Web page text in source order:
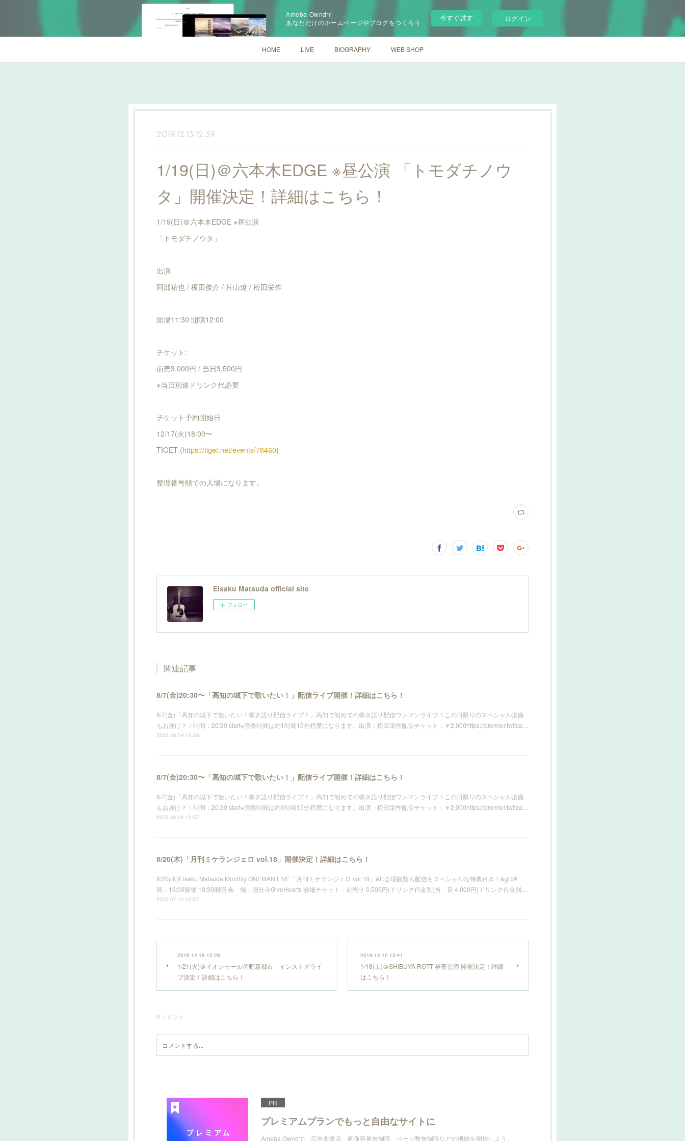
Ameba Owndで
あなただけのホームページやブログをつくろう
今すぐ試す ログイン
HOME LIVE BIOGRAPHY WEB SHOP
2019.12.13 12:39
1/19(日)＠六本木EDGE ※昼公演 「トモダチノウ
タ」開催決定！詳細はこちら！
1/19(日)＠六本木EDGE ※昼公演
「トモダチノウタ」
出演
阿部祐也 / 榎田俊介 / 片山遼 / 松田栄作
開場11:30 開演12:00
チケット:
前売3,000円 / 当日3,500円
※当日別途ドリンク代必要
チケット予約開始日
12/17(火)18:00〜
TIGET (https://tiget.net/events/78460)
整理番号順での入場になります。
Eisaku Matsuda official site
フォロー
関連記事
8/7(金)20:30〜「高知の城下で歌いたい！」配信ライブ開催！詳細はこちら！
8/7(金)「高知の城下で歌いたい！弾き語り配信ライブ！」高知で初めての弾き語り配信ワンマンライブ！この日限りのスペシャル楽曲
もお届け？！時間：20:30 start※演奏時間は約1時間15分程度になります。出演：松田栄作配信チケット：￥2,000https://premier.twitca…
2026.08.04 12:58
8/7(金)20:30〜「高知の城下で歌いたい！」配信ライブ開催！詳細はこちら！
8/7(金)「高知の城下で歌いたい！弾き語り配信ライブ！」高知で初めての弾き語り配信ワンマンライブ！この日限りのスペシャル楽曲
もお届け？！時間：20:30 start※演奏時間は約1時間15分程度になります。出演：松田栄作配信チケット：￥2,000https://premier.twitca…
2026.08.04 12:57
8/20(木)「月刊ミケランジェロ vol.18」開催決定！詳細はこちら！
8/20(木)Eisaku Matsuda Monthly ONEMAN LIVE「月刊ミケランジェロ vol.18」&lt;会場観覧も配信もスペシャルな特典付き！&gt;時
間：19:00開場 19:30開演 会 場：国分寺GiveHearts 会場チケット：前売り 3,500円(ドリンク代金別)当 日 4,000円(ドリンク代金別…
2026.07.12 03:27
2019.12.18 12:28
1/21(火)＠イオンモール佐野新都市 インストアライ
ブ決定！詳細はこちら！
2019.12.10 13:41
1/18(土)＠SHIBUYA ROTT 昼夜公演 開催決定！詳細
はこちら！
0コメント
PR
プレミアムプランでもっと自由なサイトに
Ameba Owndで、広告非表示、画像容量無制限、ページ数無制限などの機能を開放しよう。